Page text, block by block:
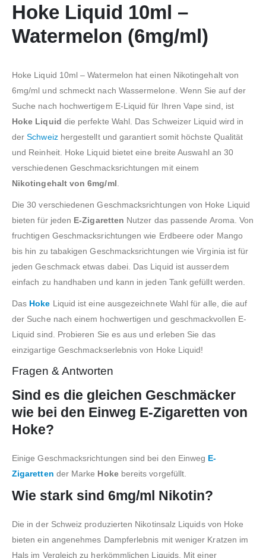
Hoke Liquid 10ml –
Watermelon (6mg/ml)
Hoke Liquid 10ml – Watermelon hat einen Nikotingehalt von
6mg/ml und schmeckt nach Wassermelone. Wenn Sie auf der
Suche nach hochwertigem E-Liquid für Ihren Vape sind, ist
Hoke Liquid die perfekte Wahl. Das Schweizer Liquid wird in
derSchweizhergestellt und garantiert somit höchste Qualität
und Reinheit. Hoke Liquid bietet eine breite Auswahl an 30
verschiedenen Geschmacksrichtungen mit einem
Nikotingehalt von 6mg/ml
Die 30 verschiedenen Geschmacksrichtungen von Hoke Liquid
bieten für jeden E-Zigaretten Nutzer das passende Aroma. Von
fruchtigen Geschmacksrichtungen wie Erdbeere oder Mango
bis hin zu tabakigen Geschmacksrichtungen wie Virginia ist für
jeden Geschmack etwas dabei. Das Liquid ist ausserdem
einfach zu handhaben und kann in jeden Tank gefüllt werden.
Das Hoke Liquid ist eine ausgezeichnete Wahl für alle, die auf
der Suche nach einem hochwertigen und geschmackvollen E-
Liquid sind. Probieren Sie es aus und erleben Sie das
einzigartige Geschmackserlebnis von Hoke Liquid!
Fragen & Antworten
Sind es die gleichen Geschmäcker
wie bei den Einweg E-Zigaretten von
Hoke?
Einige Geschmacksrichtungen sind bei den Einweg E-
Zigaretten der Marke Hokebereits vorgefüllt.
Wie stark sind 6mg/ml Nikotin?
Die in der Schweiz produzierten Nikotinsalz Liquids von Hoke
bieten ein angenehmes Dampferlebnis mit weniger Kratzen im
Hals im Vergleich zu herkömmlichen Liquids. Mit einer